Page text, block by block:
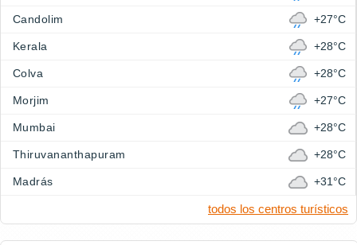
Candolim +27°C
Kerala +28°C
Colva +28°C
Morjim +27°C
Mumbai +28°C
Thiruvananthapuram +28°C
Madrás +31°C
todos los centros turísticos